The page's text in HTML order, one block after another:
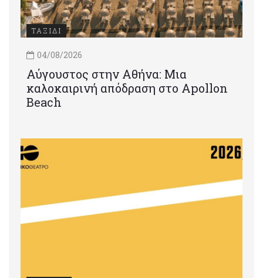
ΤΑΞΙΔΙ
04/08/2026
Αύγουστος στην Αθήνα: Μια
καλοκαιρινή απόδραση στο Apollon
Beach